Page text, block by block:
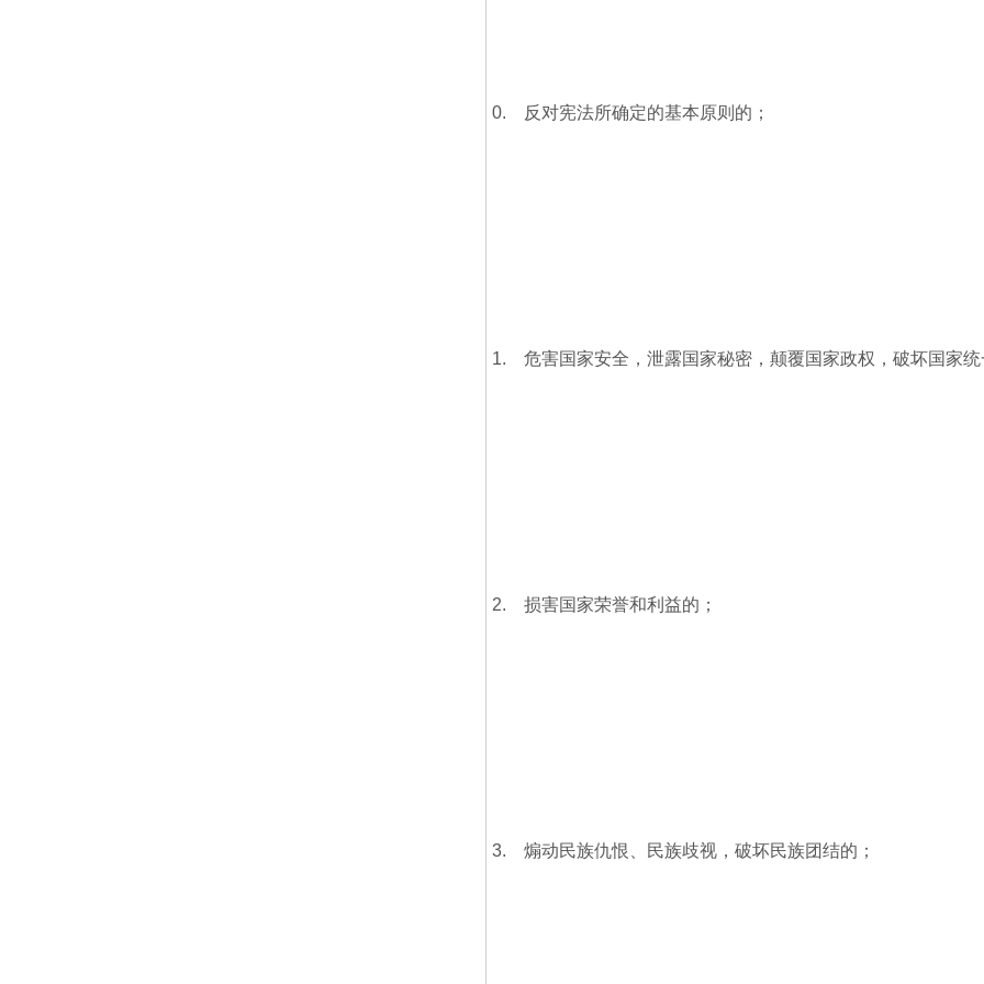
0. 反对宪法所确定的基本原则的；
1. 危害国家安全，泄露国家秘密，颠覆国家政权，破坏国家统
2. 损害国家荣誉和利益的；
3. 煽动民族仇恨、民族歧视，破坏民族团结的；